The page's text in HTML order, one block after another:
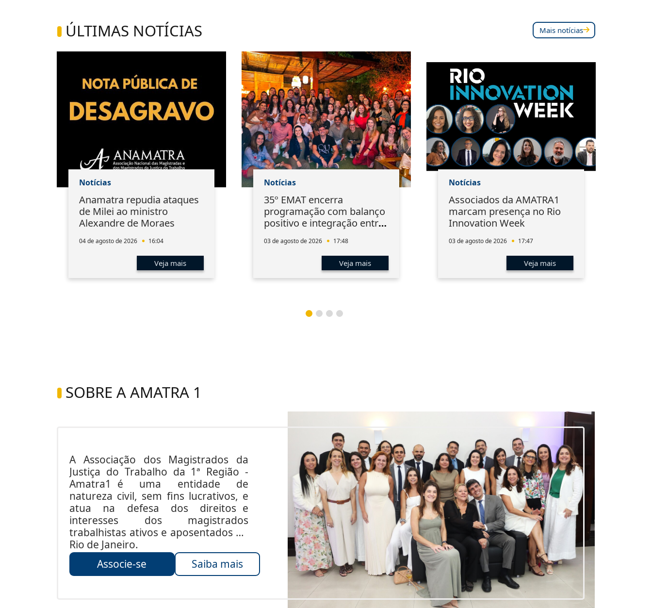
Mais notícias
ÚLTIMAS NOTÍCIAS
Notícias
Anamatra repudia ataques
de Milei ao ministro
Alexandre de Moraes
04 de agosto de 2026 16:04
Veja mais
Notícias
35º EMAT encerra
programação com balanço
positivo e integração entre
03 de agosto de 2026 17:48
Veja mais
Notícias
Associados da AMATRA1
marcam presença no Rio
Innovation Week
03 de agosto de 2026 17:47
Veja mais
SOBRE A AMATRA 1
A Associação dos Magistrados da
Justiça do Trabalho da 1ª Região -
Amatra1 é uma entidade de
natureza civil, sem fins lucrativos, e
atua na defesa dos direitos e
interesses dos magistrados
trabalhistas ativos e aposentados do
Rio de Janeiro.
Associe-se
Saiba mais